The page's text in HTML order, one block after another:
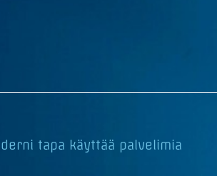
tapa käyttää palvelimia